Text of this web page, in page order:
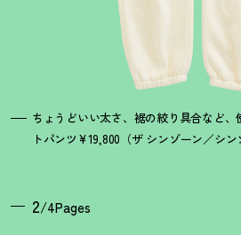
ちょうどいい太さ、裾の絞り具合など、
トパンツ¥19,800（ザ シンゾーン／シン
2/4Pages